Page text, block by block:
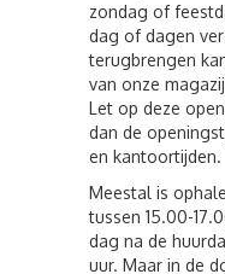
zondag of
dag of dagen
terugbrengen
van onze
Let op deze
dan de
en kantoortijden.
Meestal is
tussen 15.00-
dag na de
uur. Maar in de